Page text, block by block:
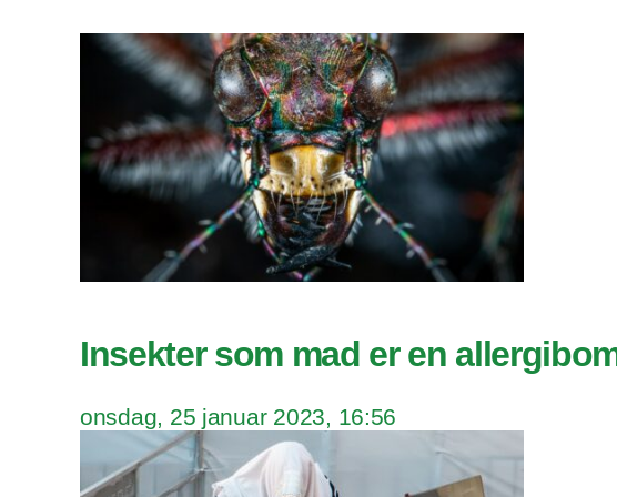
Insekter som mad er en
onsdag, 25 januar 2023, 16:56